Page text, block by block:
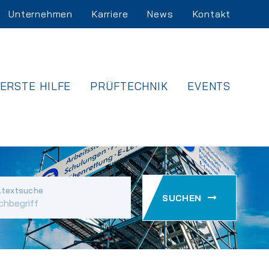
Unternehmen Karriere News Kontakt
ERSTE HILFE PRÜFTECHNIK EVENTS
SUCHEN